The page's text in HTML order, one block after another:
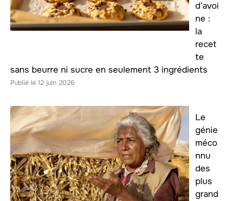
d’avoi
ne :
la
recet
te
sans beurre ni sucre en seulement 3 ingrédients
12 juin 2026
Le
génie
méco
nnu
des
plus
grand